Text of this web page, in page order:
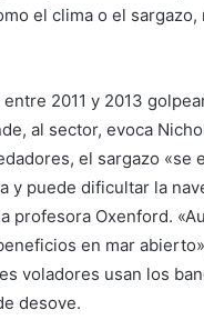
el clima o el sargazo,
entre 2011 y 2013
al sector, evoca
el sargazo «se
y puede dificultar la
profesora Oxenford.
en mar
voladores usan los
desove.